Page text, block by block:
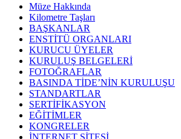
Müze Hakkında
Kilometre Taşları
BAŞKANLAR
ENSTİTÜ ORGANLARI
KURUCU ÜYELER
KURULUŞ BELGELERİ
FOTOĞRAFLAR
BASINDA TİDE’NİN KURULUŞU
STANDARTLAR
SERTİFİKASYON
EĞİTİMLER
KONGRELER
İNTERNET SİTESİ